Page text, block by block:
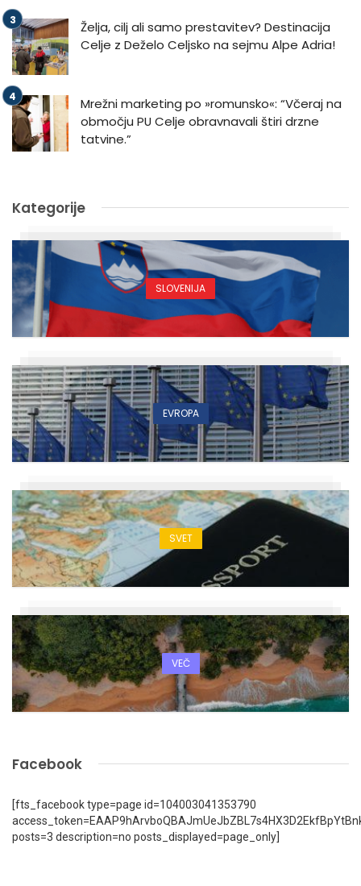
Želja, cilj ali samo prestavitev? Destinacija
Celje z Deželo Celjsko na sejmu Alpe Adria!
Mrežni marketing po »romunsko«: “Včeraj na
območju PU Celje obravnavali štiri drzne
tatvine.”
Kategorije
SLOVENIJA
EVROPA
SVET
VEČ
Facebook
[fts_facebook type=page id=104003041353790
posts=3 description=no posts_displayed=page_only]